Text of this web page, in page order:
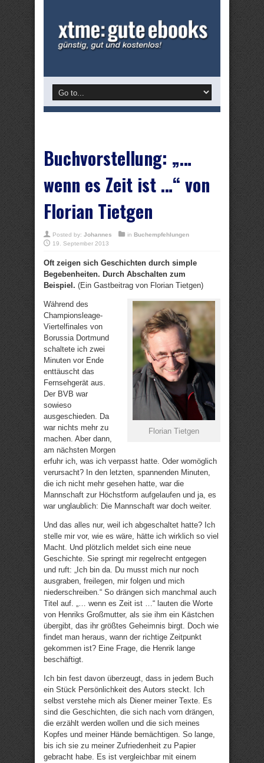
Buchvorstellung: „…
wenn es Zeit ist …“ von
Florian Tietgen
Posted by: Johannes in Buchempfehlungen
19. September 2013
Oft zeigen sich Geschichten durch simple
Begebenheiten. Durch Abschalten zum
Beispiel. (Ein Gastbeitrag von Florian Tietgen)
Florian Tietgen
Während des
Championsleage-
Viertelfinales von
Borussia Dortmund
schaltete ich zwei
Minuten vor Ende
enttäuscht das
Fernsehgerät aus.
Der BVB war
sowieso
ausgeschieden. Da
war nichts mehr zu
machen. Aber dann,
am nächsten Morgen
erfuhr ich, was ich verpasst hatte. Oder womöglich
verursacht? In den letzten, spannenden Minuten,
die ich nicht mehr gesehen hatte, war die
Mannschaft zur Höchstform aufgelaufen und ja, es
war unglaublich: Die Mannschaft war doch weiter.
Und das alles nur, weil ich abgeschaltet hatte? Ich
stelle mir vor, wie es wäre, hätte ich wirklich so viel
Macht. Und plötzlich meldet sich eine neue
Geschichte. Sie springt mir regelrecht entgegen
und ruft: „Ich bin da. Du musst mich nur noch
ausgraben, freilegen, mir folgen und mich
niederschreiben.“ So drängen sich manchmal auch
Titel auf. „… wenn es Zeit ist …“ lauten die Worte
von Henriks Großmutter, als sie ihm ein Kästchen
übergibt, das ihr größtes Geheimnis birgt. Doch wie
findet man heraus, wann der richtige Zeitpunkt
gekommen ist? Eine Frage, die Henrik lange
beschäftigt.
Ich bin fest davon überzeugt, dass in jedem Buch
ein Stück Persönlichkeit des Autors steckt. Ich
selbst verstehe mich als Diener meiner Texte. Es
sind die Geschichten, die sich nach vorn drängen,
die erzählt werden wollen und die sich meines
Kopfes und meiner Hände bemächtigen. So lange,
bis ich sie zu meiner Zufriedenheit zu Papier
gebracht habe. Es ist vergleichbar mit einem